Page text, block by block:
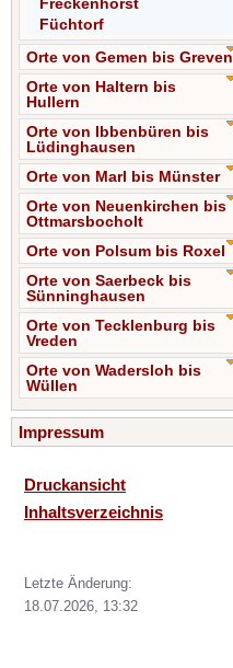
Füchtorf
Orte von Gemen bis Greven
Orte von Haltern bis
Hullern
Orte von Ibbenbüren bis
Lüdinghausen
Orte von Marl bis Münster
Orte von Neuenkirchen bis
Ottmarsbocholt
Orte von Polsum bis Roxel
Orte von Saerbeck bis
Sünninghausen
Orte von Tecklenburg bis
Vreden
Orte von Wadersloh bis
Wüllen
Impressum
Druckansicht
Inhaltsverzeichnis
Letzte Änderung:
18.07.2026, 13:32